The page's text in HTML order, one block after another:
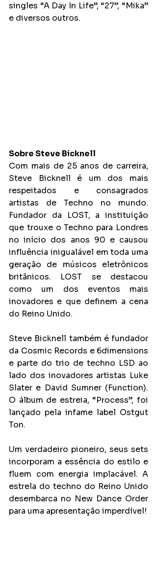
singles “A Day In Life”, “27”, “Mika”
e diversos outros.
Sobre Steve Bicknell
Com mais de 25 anos de carreira,
Steve Bicknell é um dos mais
respeitados e consagrados
artistas de Techno no mundo.
Fundador da LOST, a instituição
que trouxe o Techno para Londres
no início dos anos 90 e causou
influência inigualável em toda uma
geração de músicos eletrônicos
britânicos. LOST se destacou
como um dos eventos mais
inovadores e que definem a cena
do Reino Unido.
Steve Bicknell também é fundador
da Cosmic Records e 6dimensions
e parte do trio de techno LSD ao
lado dos inovadores artistas Luke
Slater e David Sumner (Function).
O álbum de estreia, “Process”, foi
lançado pela infame label Ostgut
Ton.
Um verdadeiro pioneiro, seus sets
incorporam a essência do estilo e
fluem com energia implacável. A
estrela do techno do Reino Unido
desembarca no New Dance Order
para uma apresentação imperdível!